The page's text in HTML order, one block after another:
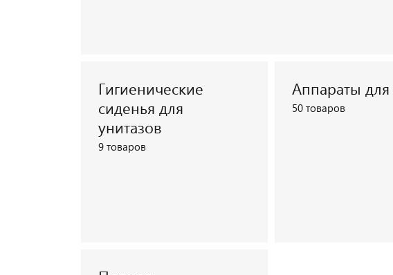
Посмотреть каталог
Гигиенические
сиденья для
унитазов
9 товаров
Аппараты для
50 товаров